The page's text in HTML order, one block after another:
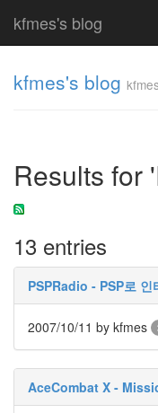
kfmes's blog
kfmes's blog
Results for
13 entries
PSPRadio - PSP로 인
2007/10/11 by kfmes
AceCombat X -
입니
다.
kfmes
Tag
Cloud
kfmes
JateON
테
슬